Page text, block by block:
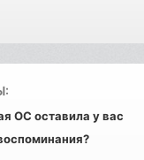
ОС оставила у вас